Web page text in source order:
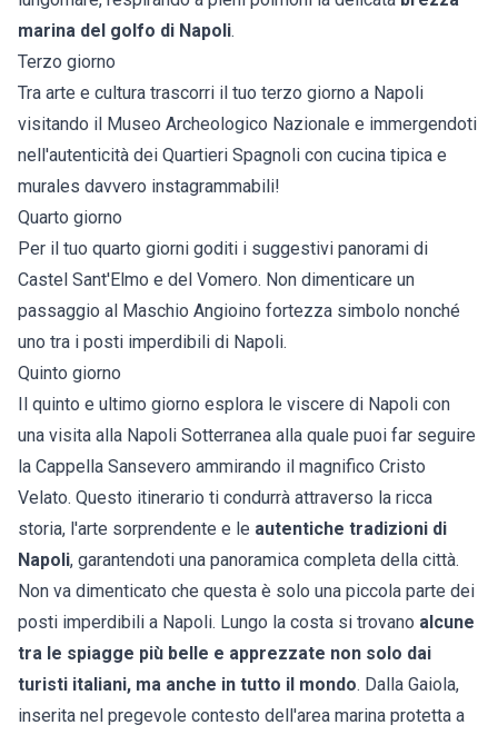
marina del golfo di Napoli.
Terzo giorno
Tra arte e cultura trascorri il tuo terzo giorno a Napoli
visitando il Museo Archeologico Nazionale e immergendoti
nell'autenticità dei Quartieri Spagnoli con cucina tipica e
murales davvero instagrammabili!
Quarto giorno
Per il tuo quarto giorni goditi i suggestivi panorami di
Castel Sant'Elmo e del Vomero. Non dimenticare un
passaggio al Maschio Angioino fortezza simbolo nonché
uno tra i posti imperdibili di Napoli.
Quinto giorno
Il quinto e ultimo giorno esplora le viscere di Napoli con
una visita alla Napoli Sotterranea alla quale puoi far seguire
la Cappella Sansevero ammirando il magnifico Cristo
Velato. Questo itinerario ti condurrà attraverso la ricca
storia, l'arte sorprendente e le autentiche tradizioni di
Napoli, garantendoti una panoramica completa della città.
Non va dimenticato che questa è solo una piccola parte dei
posti imperdibili a Napoli. Lungo la costa si trovano alcune
tra le spiagge più belle e apprezzate non solo dai
turisti italiani, ma anche in tutto il mondo. Dalla Gaiola,
inserita nel pregevole contesto dell'area marina protetta a